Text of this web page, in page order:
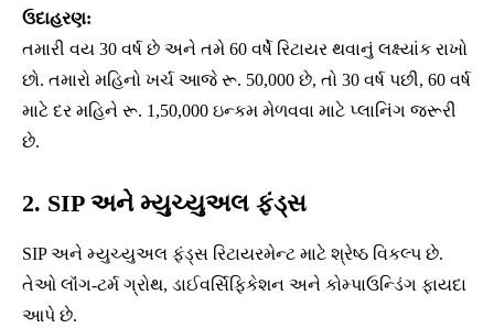
ઉદાહરણ:
તમારી વય 30 વર્ષ છે અને તમે 60 વર્ષે રિટાયર થવાનું લક્ષ્યાંક રાખો
છો. તમારો મહિનો ખર્ચ આજે રૂ. 50,000 છે, તો 30 વર્ષ પછી, 60 વર્ષ
માટે દર મહિને રૂ. 1,50,000 ઇન્કમ મેળવવા માટે પ્લાનિંગ જરૂરી
છે.
2. SIP અને મ્યુચ્યુઅલ ફંડ્સ
SIP અને મ્યુચ્યુઅલ ફંડ્સ રિટાયરમેન્ટ માટે શ્રેષ્ઠ વિકલ્પ છે.
તેઓ લૉંગ-ટર્મ ગ્રોથ, ડાઈવર્સિફિકેશન અને કોમ્પાઉન્ડિંગ ફાયદા
આપે છે.